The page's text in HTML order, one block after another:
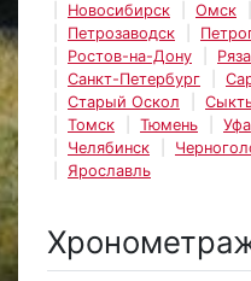
Новосибирск
Омск
Петрозаводск
Ростов-на-Дону
Санкт-Петербург
Старый Оскол
Томск
Тюмень Уфа
Челябинск
Ярославль